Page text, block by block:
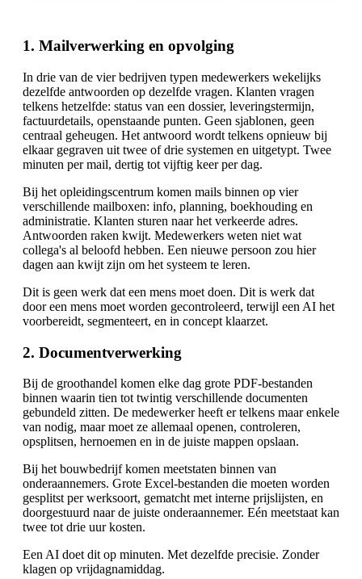
1. Mailverwerking en opvolging
In drie van de vier bedrijven typen medewerkers wekelijks
dezelfde antwoorden op dezelfde vragen. Klanten vragen
telkens hetzelfde: status van een dossier, leveringstermijn,
factuurdetails, openstaande punten. Geen sjablonen, geen
centraal geheugen. Het antwoord wordt telkens opnieuw bij
elkaar gegraven uit twee of drie systemen en uitgetypt. Twee
minuten per mail, dertig tot vijftig keer per dag.
Bij het opleidingscentrum komen mails binnen op vier
verschillende mailboxen: info, planning, boekhouding en
administratie. Klanten sturen naar het verkeerde adres.
Antwoorden raken kwijt. Medewerkers weten niet wat
collega's al beloofd hebben. Een nieuwe persoon zou hier
dagen aan kwijt zijn om het systeem te leren.
Dit is geen werk dat een mens moet doen. Dit is werk dat
door een mens moet worden gecontroleerd, terwijl een AI het
voorbereidt, segmenteert, en in concept klaarzet.
2. Documentverwerking
Bij de groothandel komen elke dag grote PDF-bestanden
binnen waarin tien tot twintig verschillende documenten
gebundeld zitten. De medewerker heeft er telkens maar enkele
van nodig, maar moet ze allemaal openen, controleren,
opsplitsen, hernoemen en in de juiste mappen opslaan.
Bij het bouwbedrijf komen meetstaten binnen van
onderaannemers. Grote Excel-bestanden die moeten worden
gesplitst per werksoort, gematcht met interne prijslijsten, en
doorgestuurd naar de juiste onderaannemer. Eén meetstaat kan
twee tot drie uur kosten.
Een AI doet dit op minuten. Met dezelfde precisie. Zonder
klagen op vrijdagnamiddag.